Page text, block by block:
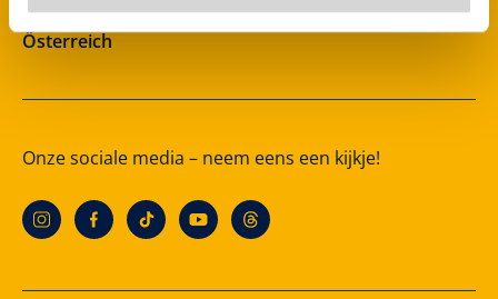
A-6280 Zell am Ziller
Österreich
Onze sociale media – neem eens een kijkje!